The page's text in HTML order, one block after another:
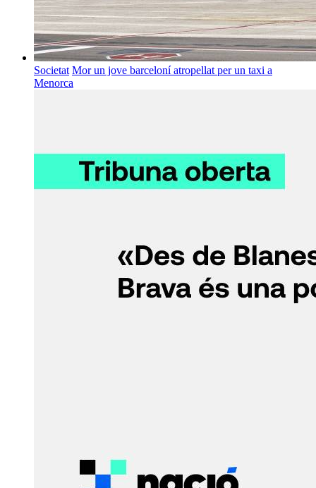
Societat Mor un jove barceloní atropellat per un taxi a
Menorca